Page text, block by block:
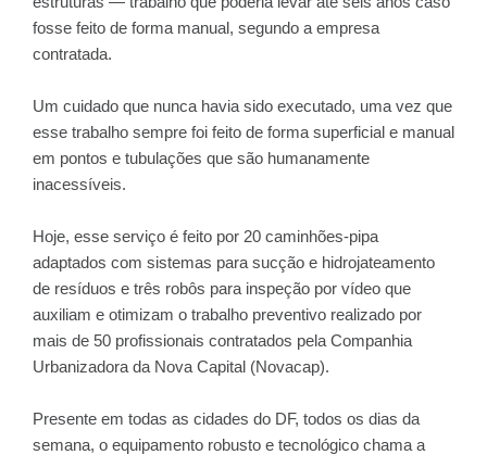
fosse feito de forma manual, segundo a empresa
contratada.
Um cuidado que nunca havia sido executado, uma vez que
esse trabalho sempre foi feito de forma superficial e manual
em pontos e tubulações que são humanamente
inacessíveis.
Hoje, esse serviço é feito por 20 caminhões-pipa
adaptados com sistemas para sucção e hidrojateamento
de resíduos e três robôs para inspeção por vídeo que
auxiliam e otimizam o trabalho preventivo realizado por
mais de 50 profissionais contratados pela Companhia
Urbanizadora da Nova Capital (Novacap).
Presente em todas as cidades do DF, todos os dias da
semana, o equipamento robusto e tecnológico chama a